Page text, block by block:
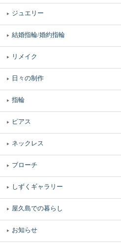
ジュエリー
結婚指輪/婚約指輪
リメイク
日々の制作
指輪
ピアス
ネックレス
ブローチ
しずくギャラリー
屋久島での暮らし
お知らせ